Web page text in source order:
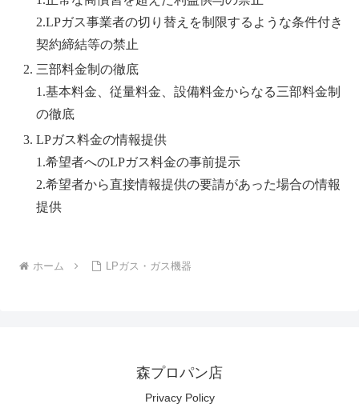
2.LPガス事業者の切り替えを制限するような条件付き
契約締結等の禁止
三部料金制の徹底
1.基本料金、従量料金、設備料金からなる三部料金制
の徹底
LPガス料金の情報提供
1.希望者へのLPガス料金の事前提示
2.希望者から直接情報提供の要請があった場合の情報
提供
ホーム LPガス・ガス機器
森プロパン店
Privacy Policy